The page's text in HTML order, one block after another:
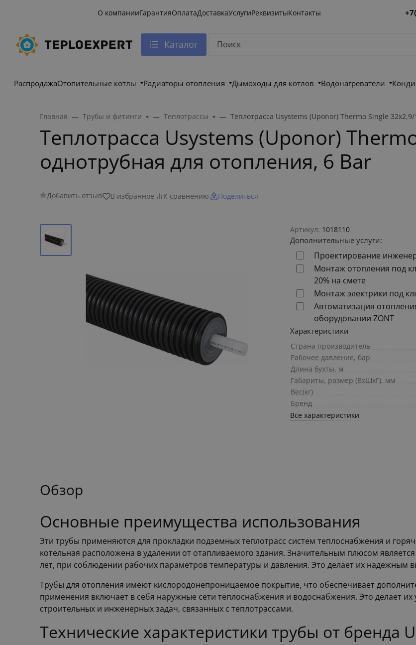
О компанииГарантияОплатаДоставкаУслугиРеквизитыКонтакты
Каталог
РаспродажаОтопительные котлы Радиаторы отопления Дымоходы для котлов Водонагреватели
Главная Трубы и фитинги Теплотрассы Теплотрасса Usystems (Uponor) Thermo Single
Теплотрасса Usystems (Uponor)
однотрубная для отопления, 6 Bar
Добавить отзыв В избранное К сравнению Поделиться
Артикул: 1018110
Дополнительные услуги:
Проектирование
Монтаж отопления под
20% на смете
Монтаж электрики под
Автоматизация
оборудовании ZONT
Характеристики
Страна производитель
Рабочее давление, бар
Длина бухты, м
Габариты, размер (ВхШхГ), мм
Вес(кг)
Бренд
Все характеристики
Обзор
Основные преимущества использования
Эти трубы применяются для прокладки подземных теплотрасс систем теплоснабжения и
котельная расположена в удалении от отапливаемого здания. Значительным плюсом
лет, при соблюдении рабочих параметров температуры и давления. Это делает их надежным
Трубы для отопления имеют кислородонепроницаемое покрытие, что обеспечивает
применения включает в себя наружные сети теплоснабжения и водоснабжения. Это делает
строительных и инженерных задач, связанных с теплотрассами.
Технические характеристики трубы от бренда